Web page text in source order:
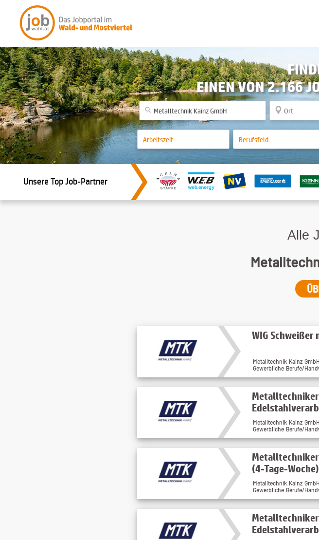
EINEN VON 2.166
Unsere Top Job-Partner
Alle
WIG
Metalltechnik Kainz
Gewerbliche Berufe/
Metalltechnik Kainz
Gewerbliche Berufe/
(4-Tage-Woche)
Metalltechnik Kainz
Gewerbliche Berufe/